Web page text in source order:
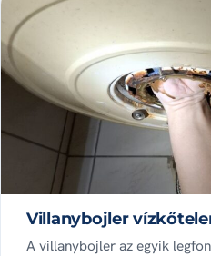
Villanybojler
A villanybojler az egyik